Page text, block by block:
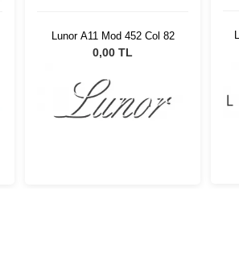
Lunor A11 Mod 452 Col 82
0,00 TL